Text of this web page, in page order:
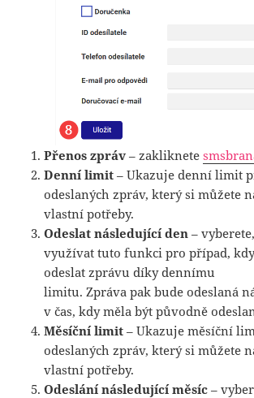
Přenos zpráv– zakliknete
Denní limit – Ukazuje denní limit
odeslaných zpráv, který si můžete
vlastní potřeby.
Odeslat následující den –
využívat tuto funkci pro případ,
odeslat zprávu díky dennímu
limitu. Zpráva pak bude odeslaná
v čas, kdy měla být původně
Měsíční limit – Ukazuje měsíční
odeslaných zpráv, který si můžete
vlastní potřeby.
Odeslání následující měsíc –